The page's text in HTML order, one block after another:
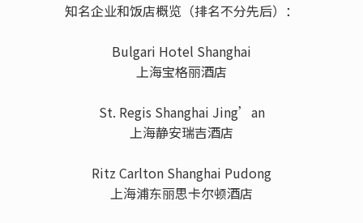
知名企业和饭店概览（排名不分先后）：
Bulgari Hotel Shanghai
上海宝格丽酒店
St. Regis Shanghai Jing’an
上海静安瑞吉酒店
Ritz Carlton Shanghai Pudong
上海浦东丽思卡尔顿酒店